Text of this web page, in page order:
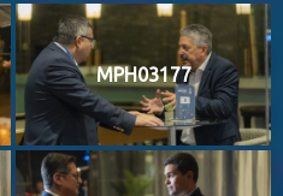
MPH03177